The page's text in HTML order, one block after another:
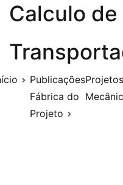
Calculo
Publicações
Fábrica do
Projeto
Projetos